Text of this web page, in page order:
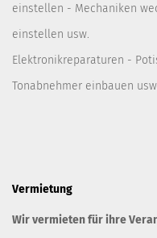
einstellen - Mechaniken
einstellen usw.
Elektronikreparaturen -
Tonabnehmer einbauen
Vermietung
Wir vermieten für ihre